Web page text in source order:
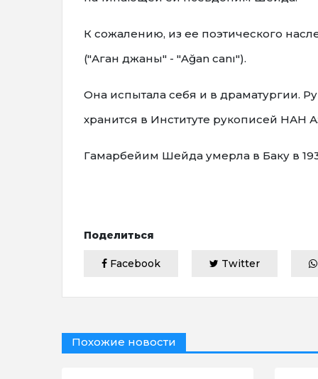
К сожалению, из ее поэтического
("Аган джаны" - "Ağan canı").
Она испытала себя и в драматургии.
хранится в Институте рукописей НАН
Гамарбейим Шейда умерла в Баку в
Поделиться
Facebook Twitter
Похожие новости